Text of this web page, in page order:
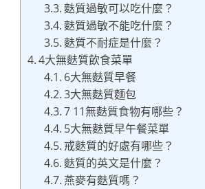
麩質過敏可以吃什麼？
麩質過敏不能吃什麼？
麩質不耐症是什麼？
4大無麩質飲食菜單
6大無麩質早餐
3大無麩質麵包
7 11無麩質食物有哪些？
5大無麩質早午餐菜單
戒麩質的好處有哪些？
麩質的英文是什麼？
燕麥有麩質嗎？